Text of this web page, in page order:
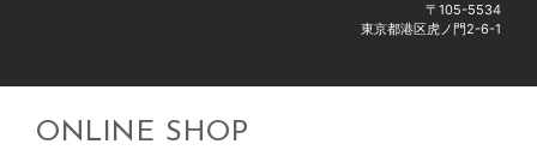
〒105-5534
東京都港区虎ノ門2-6-1
ONLINE SHOP